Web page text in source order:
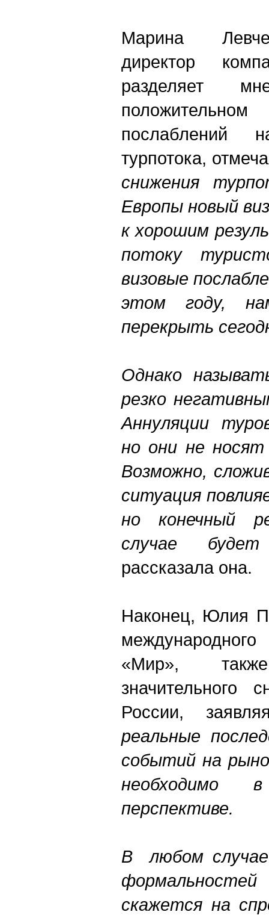
Марина
директор
разделяет
послаблений
турпотока,
снижения
Европы новый
к хорошим
потоку
визовые
этом году,
перекрыть
Однако
резко
Аннуляции
но они не
Возможно,
ситуация
но конечный
случае
рассказала она.
Наконец, Юлия
«Мир»,
значительного
России,
реальные
событий на
необходимо
перспективе.
В любом случае
скажется на